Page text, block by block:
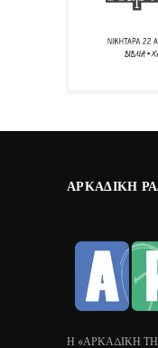
ΑΡΚΑΔΙΚΉ
Η «ΑΡΚΑΔΙΚΗ